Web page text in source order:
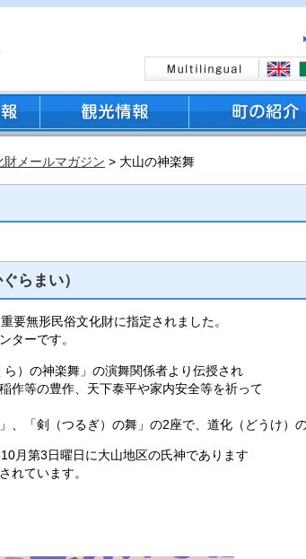
財メールマガジン > 大山の神楽舞
らまい）
無形民俗文化財に指定されました。
ターです。
）の神楽舞」の演舞関係者より伝授され
作等の豊作、天下泰平や家内安全等を祈って
「剣（つるぎ）の舞」の2座で、道化（どうけ）
月第3日曜日に大山地区の氏神であります
れています。